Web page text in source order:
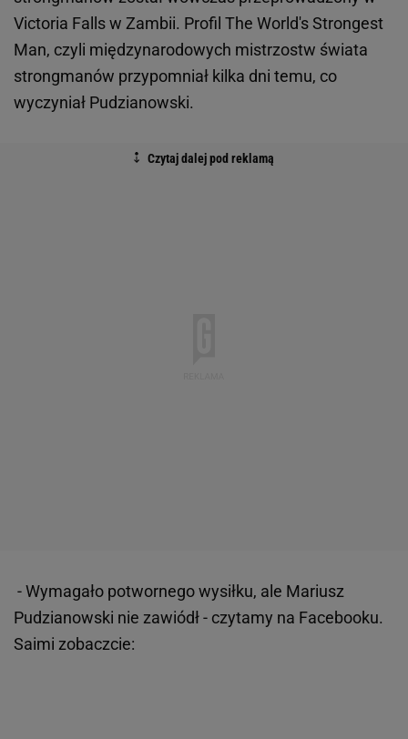
Victoria Falls w Zambii. Profil The World's Strongest
Man, czyli międzynarodowych mistrzostw świata
strongmanów przypomniał kilka dni temu, co
wyczyniał Pudzianowski.
- Wymagało potwornego wysiłku, ale Mariusz
Pudzianowski nie zawiódł - czytamy na Facebooku.
Saimi zobaczcie: